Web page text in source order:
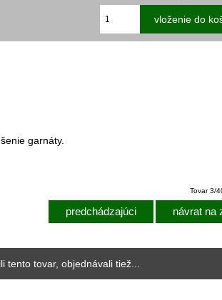
garnáty.
Tovar 3/
predchádzajúci návrat na
tento tovar, objednávali tiež...